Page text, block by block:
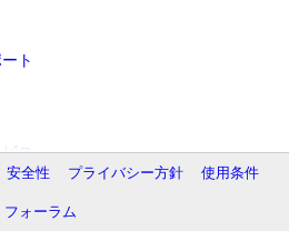
ト
ス
安全性 プライバシー方針
使用条件
フォーラム